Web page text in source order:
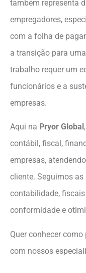
também representa
empregadores,
com a folha de
a transição para
trabalho requer um
funcionários e a
empresas.
Aqui na Pryor Global
contábil, fiscal,
empresas,
cliente. Seguimos
contabilidade,
conformidade e
Quer conhecer
com nossos